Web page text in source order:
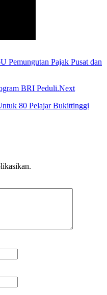
Pemungutan Pajak Pusat dan
Next
80 Pelajar Bukittinggi